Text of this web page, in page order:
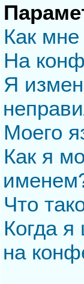
Как
На
Я
Моего
Как я
Что
Когда
на